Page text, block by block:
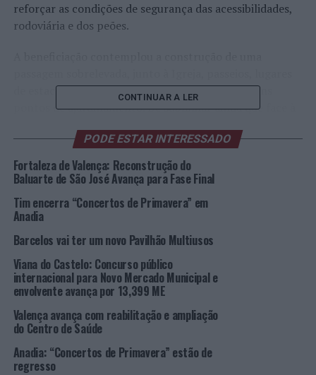
reforçar as condições de segurança das acessibilidades,
rodoviária e dos peões.
de estacionamento, rede de águas pluviais e alguns
pontos de ajardinamento. De sublinhar ainda que face à
naquela zona, foi possível conceber um espaço público,
mais urbano e organizado, de forma a realçar e a marcar
a centralidade do lugar.
Foto: CMA.
TÓPICOS RELACIONADOS: ANADIA
AVELÃS DE CIMA
PRÓXIMO
Natal e fim de ano a chegar: 9 perguntas e respostas
sobre consumo do álcool
NÃO PERCA
Anadia: Município promove “Natal nas IPSS”
CONTINUAR A LER
PODE ESTAR INTERESSADO
Fortaleza de Valença: Reconstrução do
Baluarte de São José Avança para Fase Final
Tim encerra “Concertos de Primavera” em
Anadia
Barcelos vai ter um novo Pavilhão Multiusos
Viana do Castelo: Concurso público
internacional para Novo Mercado Municipal e
envolvente avança por 13,399 ME
Valença avança com reabilitação e ampliação
do Centro de Saúde
Anadia: “Concertos de Primavera” estão de
regresso